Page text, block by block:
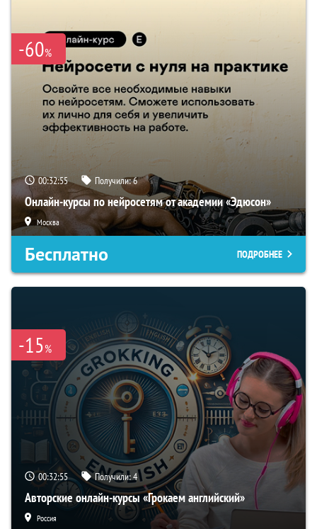
-60%
00:32:54 Получили:6
Онлайн-курсы по нейросетям от академии «Эдюсон»
Москва
Бесплатно ПОДРОБНЕЕ
-15%
00:32:54 Получили:4
Авторские онлайн-курсы «Грокаем английский»
Россия